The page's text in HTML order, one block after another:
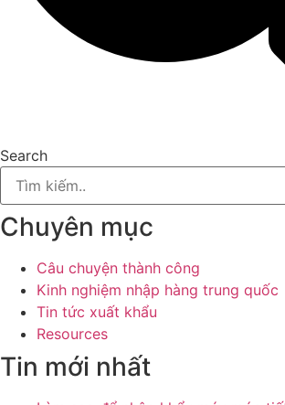
Search
Chuyên mục
Câu chuyện thành công
Kinh nghiệm nhập hàng trung quốc
Tin tức xuất khẩu
Resources
Tin mới nhất